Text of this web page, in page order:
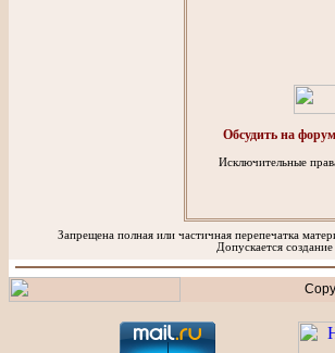
Обсудить на
Исключительные
Запрещена полная или частичная перепечатка
Допускается